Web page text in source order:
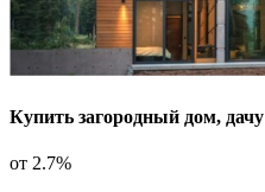
Купить загородный дом, дачу
от 2.7%